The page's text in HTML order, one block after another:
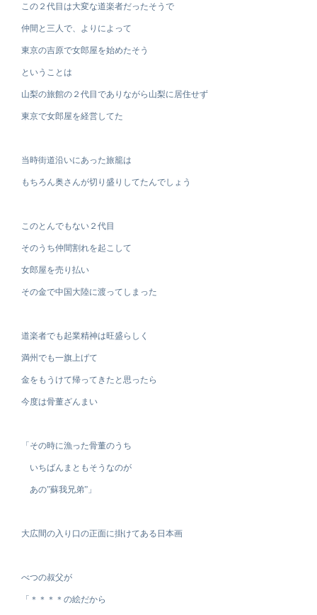
この２代目は大変な道楽者だったそうで
仲間と三人で、よりによって
東京の吉原で女郎屋を始めたそう
ということは
山梨の旅館の２代目でありながら山梨に居住せず
東京で女郎屋を経営してた
当時街道沿いにあった旅籠は
もちろん奥さんが切り盛りしてたんでしょう
このとんでもない２代目
そのうち仲間割れを起こして
女郎屋を売り払い
その金で中国大陸に渡ってしまった
道楽者でも起業精神は旺盛らしく
満州でも一旗上げて
金をもうけて帰ってきたと思ったら
今度は骨董ざんまい
「その時に漁った骨董のうち
いちばんまともそうなのが
あの”蘇我兄弟”」
大広間の入り口の正面に掛けてある日本画
べつの叔父が
「＊＊＊＊の絵だから